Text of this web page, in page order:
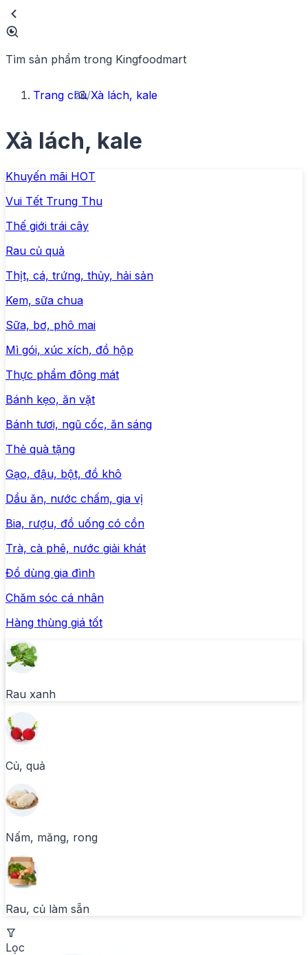
Tìm sản phẩm trong Kingfoodmart
Trang chủ/Xà lách, kale
Xà lách, kale
Khuyến mãi HOT
Vui Tết Trung Thu
Thế giới trái cây
Rau củ quả
Thịt, cá, trứng, thủy, hải sản
Kem, sữa chua
Sữa, bơ, phô mai
Mì gói, xúc xích, đồ hộp
Thực phẩm đông mát
Bánh kẹo, ăn vặt
Bánh tươi, ngũ cốc, ăn sáng
Thẻ quà tặng
Gạo, đậu, bột, đồ khô
Dầu ăn, nước chấm, gia vị
Bia, rượu, đồ uống có cồn
Trà, cà phê, nước giải khát
Đồ dùng gia đình
Chăm sóc cá nhân
Hàng thùng giá tốt
Rau xanh
Củ, quả
Nấm, măng, rong
Rau, củ làm sẵn
Lọc